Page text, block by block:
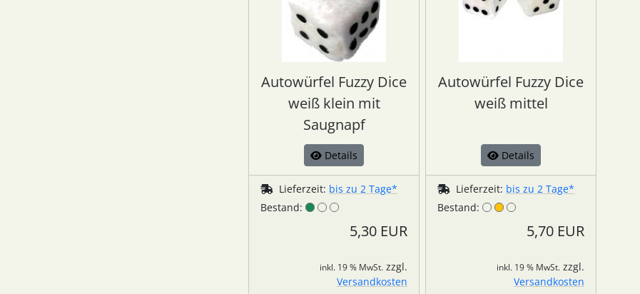
Autowürfel Fuzzy Dice
weiß klein mit
Saugnapf
Details
Lieferzeit: bis zu 2 Tage*
Bestand:
5,30 EUR
inkl. 19 % MwSt. zzgl.
Versandkosten
Autowürfel Fuzzy Dice
weiß mittel
Details
Lieferzeit: bis zu 2 Tage*
Bestand:
5,70 EUR
inkl. 19 % MwSt. zzgl.
Versandkosten